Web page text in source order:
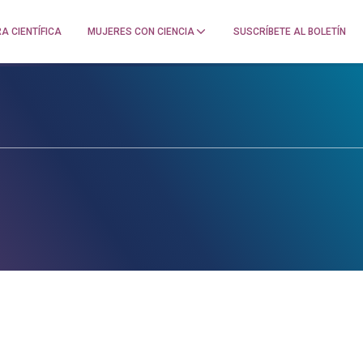
CIENTÍFICA MUJERES CON CIENCIA SUSCRÍBETE AL BOLETÍN